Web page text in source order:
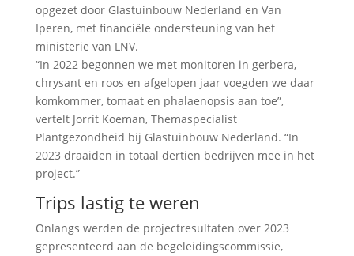
opgezet door Glastuinbouw Nederland en Van
Iperen, met financiële ondersteuning van het
ministerie van LNV.
“In 2022 begonnen we met monitoren in gerbera,
chrysant en roos en afgelopen jaar voegden we daar
komkommer, tomaat en phalaenopsis aan toe”,
vertelt Jorrit Koeman, Themaspecialist
Plantgezondheid bij Glastuinbouw Nederland. “In
2023 draaiden in totaal dertien bedrijven mee in het
project.”
Trips lastig te weren
Onlangs werden de projectresultaten over 2023
gepresenteerd aan de begeleidingscommissie,